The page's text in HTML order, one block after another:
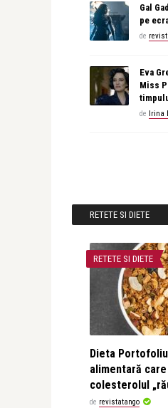
Gal
pe
de
Eva
Miss
de Irina
RETETE SI DIETE
RETETE SI DIETE
Dieta
alimentară
colesterolul
de revistatango